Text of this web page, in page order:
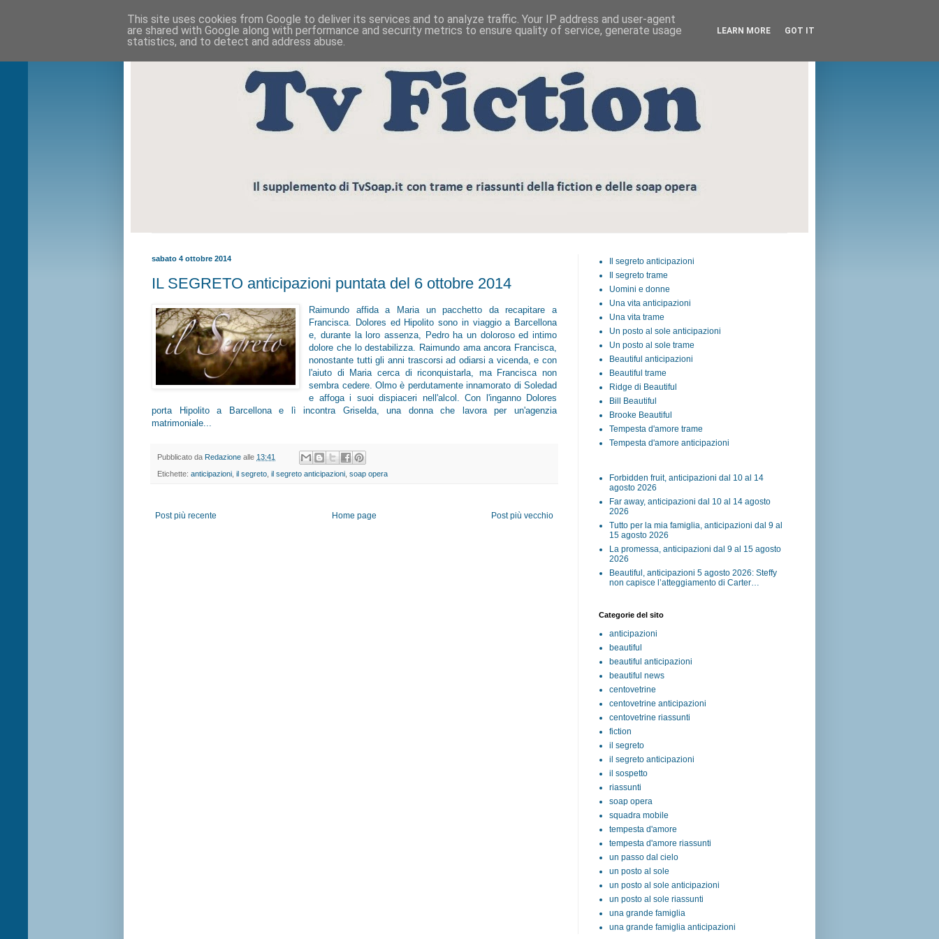
sabato 4 ottobre 2014
IL SEGRETO anticipazioni puntata del 6 ottobre 2014
Raimundo affida a Maria un pacchetto da recapitare a
Francisca. Dolores ed Hipolito sono in viaggio a Barcellona
e, durante la loro assenza, Pedro ha un doloroso ed intimo
dolore che lo destabilizza. Raimundo ama ancora Francisca,
nonostante tutti gli anni trascorsi ad odiarsi a vicenda, e con
l'aiuto di Maria cerca di riconquistarla, ma Francisca non
sembra cedere. Olmo è perdutamente innamorato di Soledad
e affoga i suoi dispiaceri nell'alcol. Con l'inganno Dolores
porta Hipolito a Barcellona e lì incontra Griselda, una donna che lavora per un'agenzia
matrimoniale...
Pubblicato da Redazione alle 13:41
Etichette: anticipazioni il segreto il segreto anticipazioni soap opera
Post più recente Post più vecchio
Home page
Il segreto anticipazioni
Il segreto trame
Uomini e donne
Una vita anticipazioni
Una vita trame
Un posto al sole anticipazioni
Un posto al sole trame
Beautiful anticipazioni
Beautiful trame
Ridge di Beautiful
Bill Beautiful
Brooke Beautiful
Tempesta d'amore trame
Tempesta d'amore anticipazioni
Forbidden fruit, anticipazioni dal 10 al 14
agosto 2026
Far away, anticipazioni dal 10 al 14 agosto
2026
Tutto per la mia famiglia, anticipazioni dal 9 al
15 agosto 2026
La promessa, anticipazioni dal 9 al 15 agosto
2026
Beautiful, anticipazioni 5 agosto 2026: Steffy
non capisce l’atteggiamento di Carter…
Categorie del sito
anticipazioni
beautiful
beautiful anticipazioni
beautiful news
centovetrine
centovetrine anticipazioni
centovetrine riassunti
fiction
il segreto
il segreto anticipazioni
il sospetto
riassunti
soap opera
squadra mobile
tempesta d'amore
tempesta d'amore riassunti
un passo dal cielo
un posto al sole
un posto al sole anticipazioni
un posto al sole riassunti
una grande famiglia
una grande famiglia anticipazioni
This site uses cookies from Google to deliver its services and to analyze traffic. Your IP address and user-agent
are shared with Google along with performance and security metrics to ensure quality of service, generate usage
statistics, and to detect and address abuse.
LEARN MORE GOT IT